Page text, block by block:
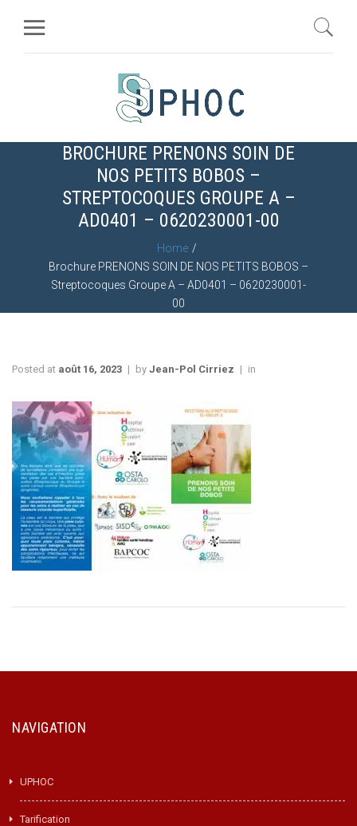
BROCHURE PRENONS SOIN DE
NOS PETITS BOBOS –
STREPTOCOQUES GROUPE A –
AD0401 – 0620230001-00
Home
Brochure PRENONS SOIN DE NOS PETITS BOBOS –
Streptocoques Groupe A – AD0401 – 0620230001-
00
Posted at août 16, 2023 by Jean-Pol Cirriez in
NAVIGATION
UPHOC
Tarification